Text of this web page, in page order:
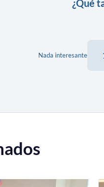
¿Qué
Nada interesante